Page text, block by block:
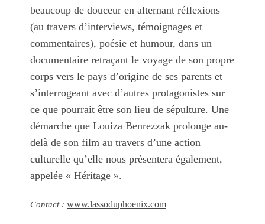
beaucoup de douceur en alternant réflexions
(au travers d’interviews, témoignages et
commentaires), poésie et humour, dans un
documentaire retraçant le voyage de son propre
corps vers le pays d’origine de ses parents et
s’interrogeant avec d’autres protagonistes sur
ce que pourrait être son lieu de sépulture. Une
démarche que Louiza Benrezzak prolonge au-
delà de son film au travers d’une action
culturelle qu’elle nous présentera également,
appelée « Héritage ».
Contact : www.lassoduphoenix.com